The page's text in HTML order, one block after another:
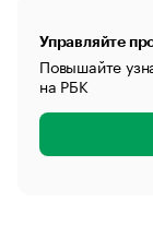
Управляйте
Повышайте
на РБК